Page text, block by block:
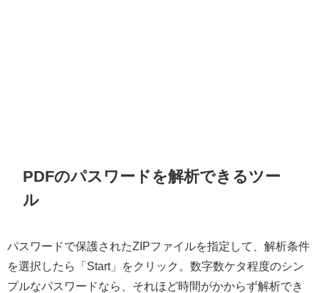
PDFのパスワードを解析できるツー
ル
パスワードで保護されたZIPファイルを指定して、解析条件
を選択したら「Start」をクリック。数字数ケタ程度のシン
プルなパスワードなら、それほど時間がかからず解析でき